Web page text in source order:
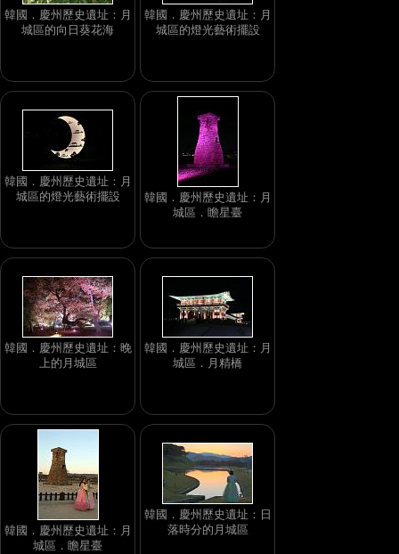
韓國．慶州歷史遺址：月
城區的向日葵花海
韓國．慶州歷史遺址：月
城區的燈光藝術擺設
韓國．慶州歷史遺址：月
城區的燈光藝術擺設
韓國．慶州歷史遺址：月
城區．瞻星臺
韓國．慶州歷史遺址：晚
上的月城區
韓國．慶州歷史遺址：月
城區．月精橋
韓國．慶州歷史遺址：月
城區．瞻星臺
韓國．慶州歷史遺址：日
落時分的月城區